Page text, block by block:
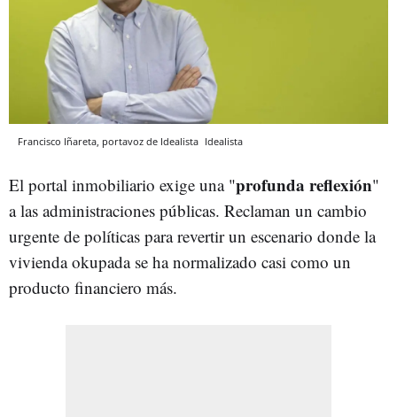
Francisco Iñareta, portavoz de Idealista Idealista
El portal inmobiliario exige una "profunda reflexión"
a las administraciones públicas. Reclaman un cambio
urgente de políticas para revertir un escenario donde la
vivienda okupada se ha normalizado casi como un
producto financiero más.